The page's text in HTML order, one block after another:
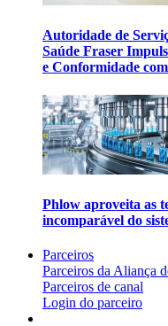
Autoridade de
Saúde Fraser
e Conformidade
Phlow aproveita as
incomparável do
Parceiros
Parceiros da Aliança
Parceiros de canal
Login do parceiro